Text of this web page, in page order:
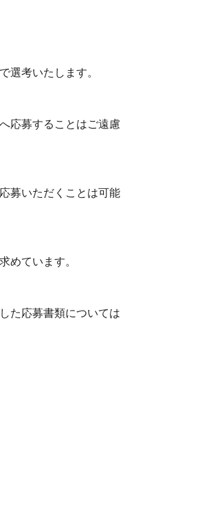
選考いたします。
応募することはご遠慮
募いただくことは可能
めています。
た応募書類については